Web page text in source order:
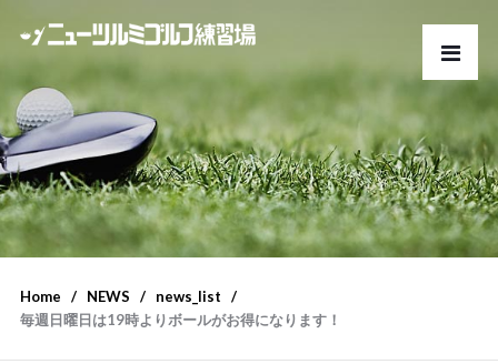
Home NEWS
news_list
毎週日曜日は19時よりボールがお得になります！